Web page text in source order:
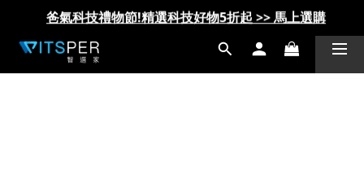
爸氣科技禮物節!精選科技好物5折起 >> 馬上選購
爸氣科技禮物節!精選科技好物5折起 >> 馬上選購